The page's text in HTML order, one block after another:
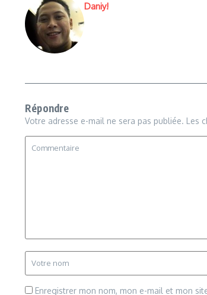
Daniy!
Répondre
Votre adresse e-mail ne sera pas publiée. Les
Enregistrer mon nom, mon e-mail et mon